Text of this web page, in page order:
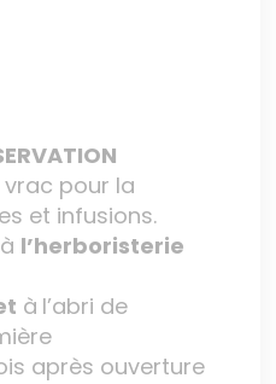
pour la
et infusions.
l’herboristerie
à l’abri de
après ouverture